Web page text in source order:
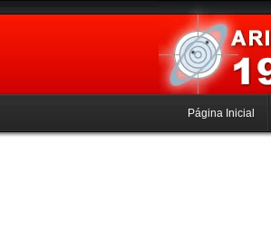
Página Inicial